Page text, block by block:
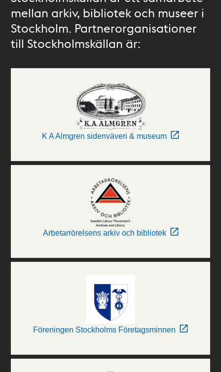
mellan arkiv, bibliotek och museer i
Stockholm. Partnerorganisationer
till Stockholmskällan är:
K A Almgren sidenväveri & museum
Arbetarrörelsens arkiv och bibliotek
Föreningen Stockholms Företagsminnen